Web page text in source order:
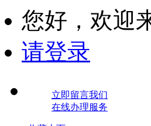
您好， 欢迎
请登录
立即留言我们
在线办理服务